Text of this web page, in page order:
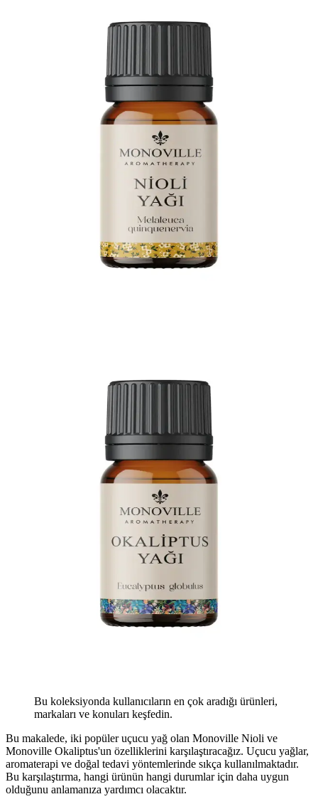
Bu koleksiyonda kullanıcıların en çok aradığı ürünleri,
markaları ve konuları keşfedin.
Bu makalede, iki popüler uçucu yağ olan Monoville Nioli ve
Monoville Okaliptus'un özelliklerini karşılaştıracağız. Uçucu yağlar,
aromaterapi ve doğal tedavi yöntemlerinde sıkça kullanılmaktadır.
Bu karşılaştırma, hangi ürünün hangi durumlar için daha uygun
olduğunu anlamanıza yardımcı olacaktır.